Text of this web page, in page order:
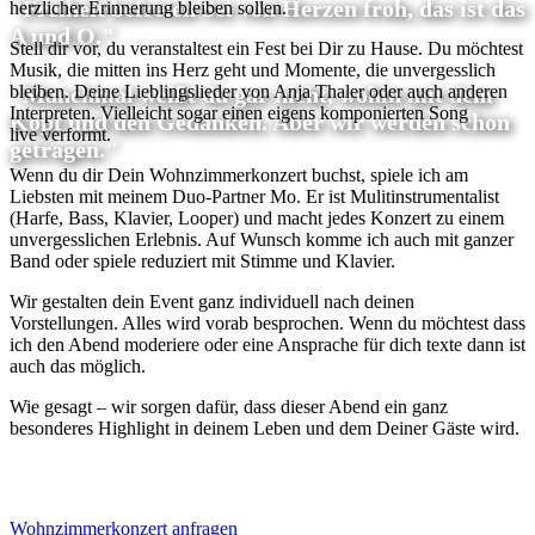
"Freiheit befreien Sei von Herzen froh, das ist das
A und O."
"Manchmal weißt du gar nicht, wohin mit dem
Kopf und den Gedanken. Aber wir werden schon
getragen."
herzlicher Erinnerung bleiben sollen.
Stell dir vor, du veranstaltest ein Fest bei Dir zu Hause. Du möchtest
Musik, die mitten ins Herz geht und Momente, die unvergesslich
bleiben. Deine Lieblingslieder von Anja Thaler oder auch anderen
Interpreten. Vielleicht sogar einen eigens komponierten Song
live verformt.
Wenn du dir Dein Wohnzimmerkonzert buchst, spiele ich am
Liebsten mit meinem Duo-Partner Mo. Er ist Mulitinstrumentalist
(Harfe, Bass, Klavier, Looper) und macht jedes Konzert zu einem
unvergesslichen Erlebnis. Auf Wunsch komme ich auch mit ganzer
Band oder spiele reduziert mit Stimme und Klavier.
Wir gestalten dein Event ganz individuell nach deinen
Vorstellungen. Alles wird vorab besprochen. Wenn du möchtest dass
ich den Abend moderiere oder eine Ansprache für dich texte dann ist
auch das möglich.
Wie gesagt – wir sorgen dafür, dass dieser Abend ein ganz
besonderes Highlight in deinem Leben und dem Deiner Gäste wird.
Wohnzimmerkonzert anfragen